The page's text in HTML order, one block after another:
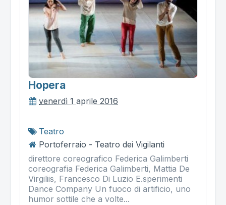
Hopera
venerdì 1 aprile 2016
Teatro
Portoferraio - Teatro dei Vigilanti
direttore coreografico Federica Galimberti
coreografia Federica Galimberti, Mattia De
Virgiliis, Francesco Di Luzio E.sperimenti
Dance Company Un fuoco di artificio, uno
humor sottile che a volte...